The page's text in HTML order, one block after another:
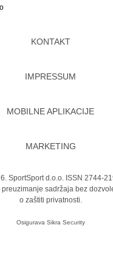
KONTAKT
IMPRESSUM
MOBILNE APLIKACIJE
MARKETING
SportSport d.o.o. ISSN 2744-
sadržaja bez
o zaštiti privatnosti.
Osigurava Sikra Security